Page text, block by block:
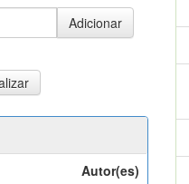
Autor(es)